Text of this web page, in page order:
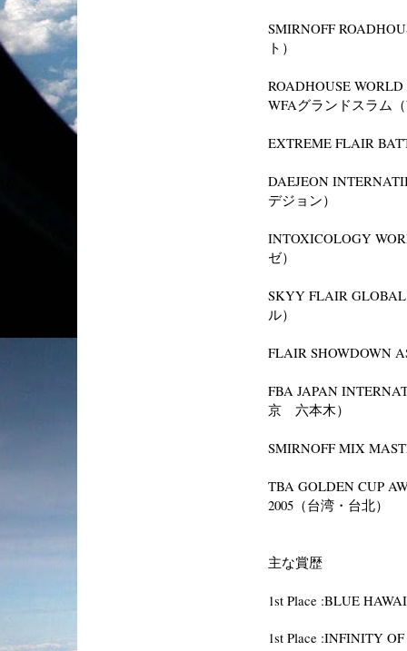
SMIRNOFF
ト）
ROADHOUSE
WFAグランドスラム
EXTREME FLAIR
DAEJEON
デジョン）
INTOXICOLOGY
ゼ）
SKYY FLAIR
ル）
FLAIR SHOWDOWN
FBA JAPAN
京 六本木）
SMIRNOFF MIX
TBA GOLDEN CUP
2005（台湾・台北）
主な賞歴
1st Place :BLUE
1st Place :INFINITY